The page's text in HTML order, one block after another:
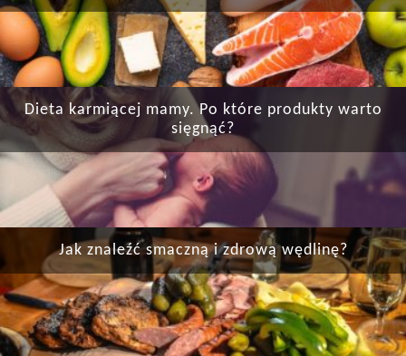
Dieta karmiącej mamy. Po które produkty warto
sięgnąć?
Jak znaleźć smaczną i zdrową wędlinę?